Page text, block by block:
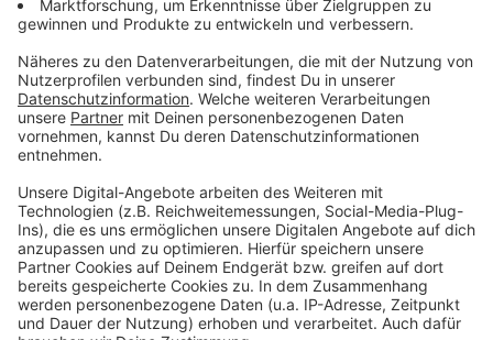
Erfolgreicher Sommer für Leverkusener Kinos
Brand in Leverkusen-Quettingen: Rußpartikel
ungefährlich
Anzeige
Anzeige